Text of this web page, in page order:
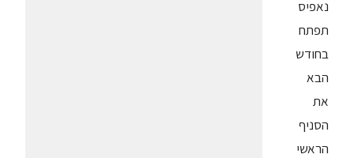
נאפיס
תפתח
בחודש
הבא
את
הסניף
הראשי